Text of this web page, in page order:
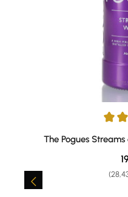
Durchschnittliche
The Pogues